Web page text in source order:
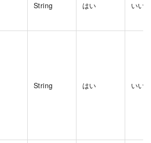
String はい いい
String はい いい